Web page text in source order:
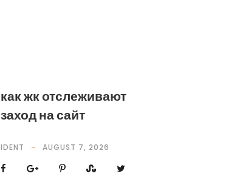
как жк отслеживают
заход на сайт
IDENT AUGUST 7, 2026